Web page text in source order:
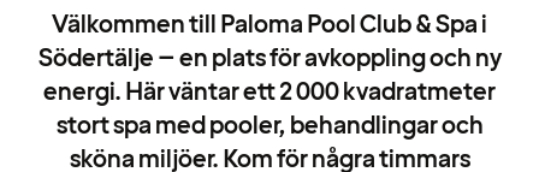
Välkommen till Paloma Pool Club & Spa i
Södertälje – en plats för avkoppling och ny
energi. Här väntar ett 2 000 kvadratmeter
stort spa med pooler, behandlingar och
sköna miljöer. Kom för några timmars